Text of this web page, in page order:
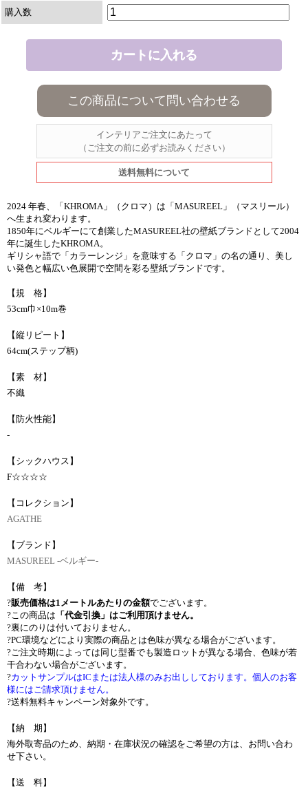
購入数
この商品について問い合わせる
インテリアご注文にあたって
（ご注文の前に必ずお読みください）
送料無料について
2024 年春、「KHROMA」（クロマ）は「MASUREEL」（マスリール）
へ生まれ変わります。
1850年にベルギーにて創業したMASUREEL社の壁紙ブランドとして2004
年に誕生したKHROMA。
ギリシャ語で「カラーレンジ」を意味する「クロマ」の名の通り、美し
い発色と幅広い色展開で空間を彩る壁紙ブランドです。
【規 格】
53cm巾×10m巻
【縦リピート】
64cm(ステップ柄)
【素 材】
不織
【防火性能】
-
【シックハウス】
F☆☆☆☆
【コレクション】
AGATHE
【ブランド】
MASUREEL -ベルギー-
【備 考】
?販売価格は1メートルあたりの金額でございます。
?この商品は 「代金引換」はご利用頂けません。
?裏にのりは付いておりません。
?PC環境などにより実際の商品とは色味が異なる場合がございます。
?ご注文時期によっては同じ型番でも製造ロットが異なる場合、色味が若
干合わない場合がございます。
?カットサンプルはICまたは法人様のみお出ししております。個人のお客
様にはご請求頂けません。
?送料無料キャンペーン対象外です。
【納 期】
海外取寄品のため、納期・在庫状況の確認をご希望の方は、お問い合わ
せ下さい。
【送 料】